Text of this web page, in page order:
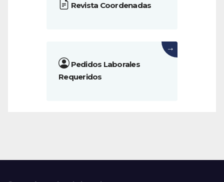
Revista Coordenadas
Pedidos Laborales
Requeridos
→